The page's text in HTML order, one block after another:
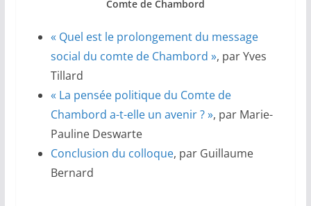
Comte de Chambord
« Quel est le prolongement du message
social du comte de Chambord », par Yves
Tillard
« La pensée politique du Comte de
Chambord a-t-elle un avenir ? », par Marie-
Pauline Deswarte
Conclusion du colloque, par Guillaume
Bernard